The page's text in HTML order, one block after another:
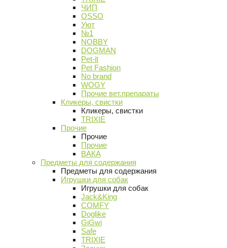
ЧИП
OSSO
Уют
№1
NOBBY
DOGMAN
Pet-it
Pet Fashion
No brand
WOGY
Прочие вет.препараты
Кликеры, свистки
Кликеры, свистки
TRIXIE
Прочие
Прочие
Прочие
ВАКА
Предметы для содержания
Предметы для содержания
Игрушки для собак
Игрушки для собак
Jack&King
COMFY
Doglike
GiGwi
Safe
TRIXIE